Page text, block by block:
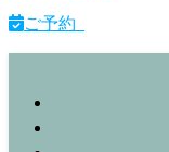
ご予約